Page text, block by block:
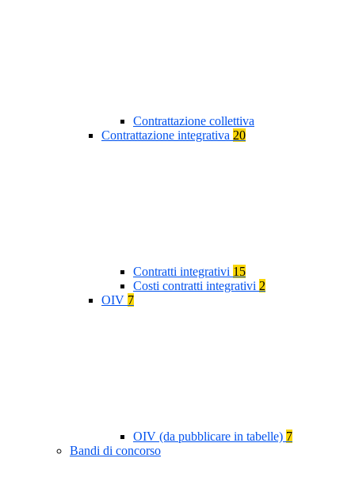
Contrattazione collettiva
Contrattazione integrativa 20
Contratti integrativi 15
Costi contratti integrativi 2
OIV 7
OIV (da pubblicare in tabelle) 7
Bandi di concorso